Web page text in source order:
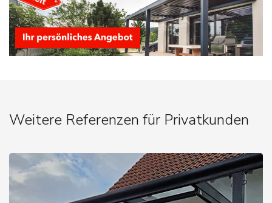
Weitere Referenzen für Privatkunden